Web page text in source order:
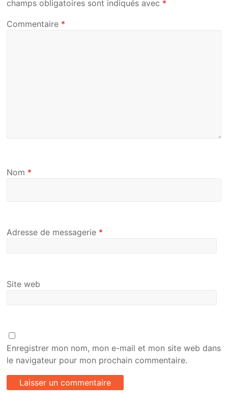
champs obligatoires sont indiqués avec *
Commentaire *
Nom *
Adresse de messagerie *
Site web
Enregistrer mon nom, mon e-mail et mon site web dans
le navigateur pour mon prochain commentaire.